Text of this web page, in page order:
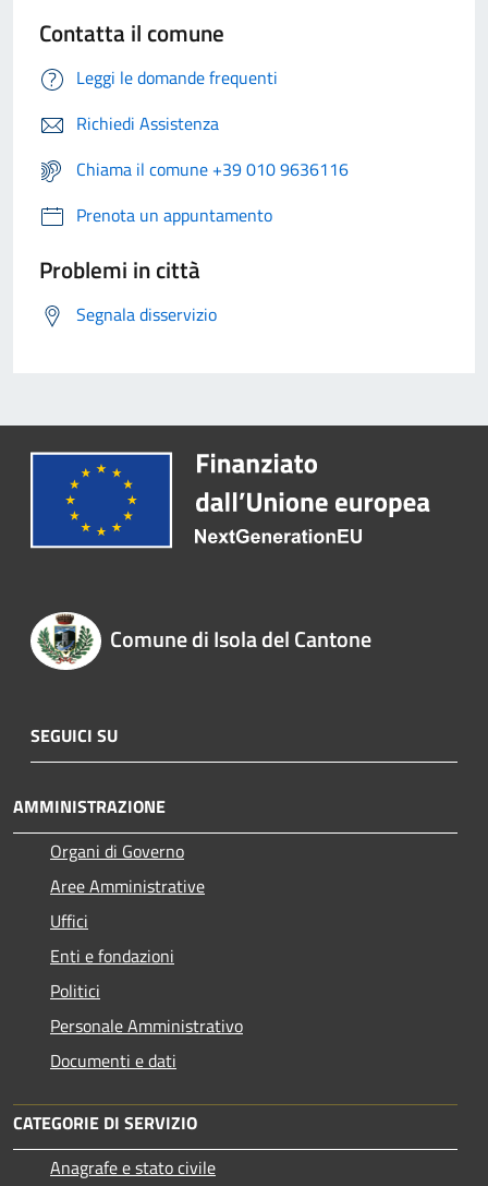
Contatta il comune
Leggi le domande frequenti
Richiedi Assistenza
Chiama il comune +39 010 9636116
Prenota un appuntamento
Problemi in città
Segnala disservizio
Comune di Isola del Cantone
SEGUICI SU
AMMINISTRAZIONE
Organi di Governo
Aree Amministrative
Uffici
Enti e fondazioni
Politici
Personale Amministrativo
Documenti e dati
CATEGORIE DI SERVIZIO
Anagrafe e stato civile